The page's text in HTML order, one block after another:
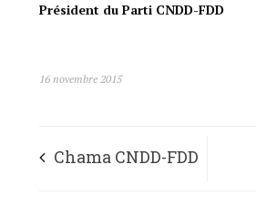
Président du Parti CNDD-FDD
16 novembre 2015
Chama CNDD-FDD